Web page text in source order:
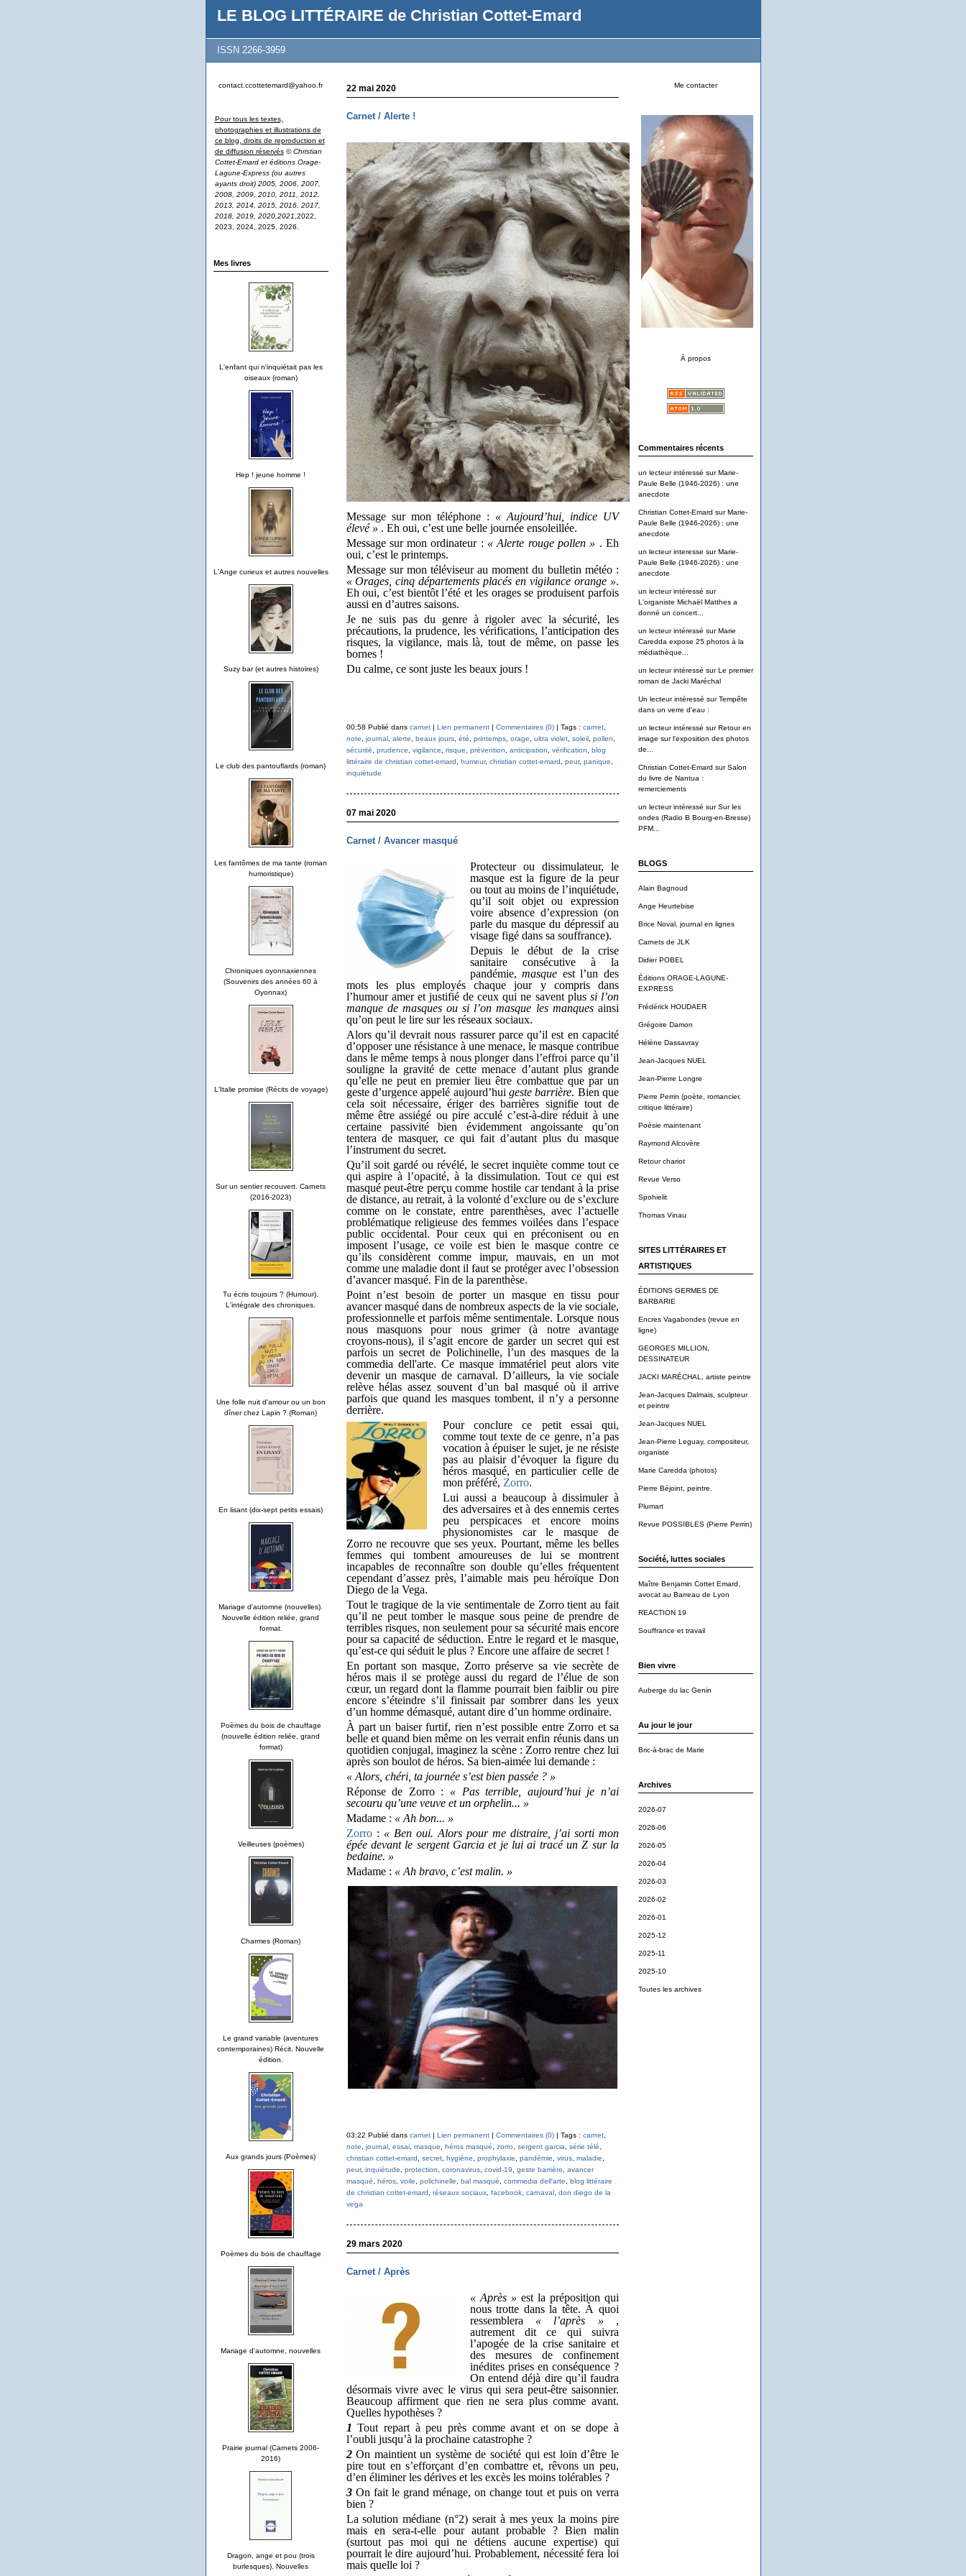
LE BLOG LITTÉRAIRE de Christian Cottet-Emard
ISSN 2266-3959
contact.ccottetemard@yahoo.fr
Pour tous les textes,
photographies et illustrations de
ce blog, droits de reproduction et
de diffusion réservés © Christian
Cottet-Emard et éditions Orage-
Lagune-Express (ou autres
ayants droit) 2005, 2006, 2007,
2008, 2009, 2010, 2011, 2012,
2013, 2014, 2015, 2016, 2017,
2018, 2019, 2020,2021 ,2022,
2023, 2024, 2025, 2026.
Mes livres
L'enfant qui n'inquiétait pas les
oiseaux (roman)
Hep ! jeune homme !
L'Ange curieux et autres nouvelles
Suzy bar (et autres histoires)
Le club des pantouflards (roman)
Les fantômes de ma tante (roman
humoristique)
Chroniques oyonnaxiennes
(Souvenirs des années 60 à
Oyonnax)
L'Italie promise (Récits de voyage)
Sur un sentier recouvert. Carnets
(2016-2023)
Tu écris toujours ? (Humour).
L'intégrale des chroniques.
Une folle nuit d'amour ou un bon
dîner chez Lapin ? (Roman)
En lisant (dix-sept petits essais)
Mariage d'automne (nouvelles).
Nouvelle édition reliée, grand
format.
Poèmes du bois de chauffage
(nouvelle édition reliée, grand
format)
Veilleuses (poèmes)
Charmes (Roman)
Le grand variable (aventures
contemporaines) Récit. Nouvelle
édition.
Aux grands jours (Poèmes)
Poèmes du bois de chauffage
Mariage d'automne, nouvelles
Prairie journal (Carnets 2006-
2016)
Dragon, ange et pou (trois
burlesques). Nouvelles
Me contacter
À propos
Commentaires récents
un lecteur intéressé surMarie-
Paule Belle (1946-2026) : une
anecdote
Christian Cottet-Emard surMarie-
Paule Belle (1946-2026) : une
anecdote
un lecteur interesse surMarie-
Paule Belle (1946-2026) : une
anecdote
un lecteur intéressé sur
L'organiste Michaël Matthes a
donné un concert...
un lecteur intéressé surMarie
Caredda expose 25 photos à la
médiathèque...
un lecteur intéressé surLe premier
roman de Jacki Maréchal
Un lecteur intéressé surTempête
dans un verre d'eau :
un lecteur intéressé surRetour en
image sur l'exposition des photos
de...
Christian Cottet-Emard surSalon
du livre de Nantua :
remerciements
un lecteur intéressé surSur les
ondes (Radio B Bourg-en-Bresse)
PFM...
BLOGS
Alain Bagnoud
Ange Heurtebise
Brice Noval, journal en lignes
Carnets de JLK
Didier POBEL
Éditions ORAGE-LAGUNE-
EXPRESS
Frédérick HOUDAER
Grégoire Damon
Hélène Dassavray
Jean-Jacques NUEL
Jean-Pierre Longre
Pierre Perrin (poète, romancier,
critique littéraire)
Poésie maintenant
Raymond Alcovère
Retour chariot
Revue Verso
Spohielit
Thomas Vinau
SITES LITTÉRAIRES ET
ARTISTIQUES
ÉDITIONS GERMES DE
BARBARIE
Encres Vagabondes (revue en
ligne)
GEORGES MILLION,
DESSINATEUR
JACKI MARÉCHAL, artiste peintre
Jean-Jacques Dalmais, sculpteur
et peintre
Jean-Jacques NUEL
Jean-Pierre Leguay, compositeur,
organiste
Marie Caredda (photos)
Pierre Béjoint, peintre.
Plumart
Revue POSSIBLES (Pierre Perrin)
Société, luttes sociales
Maître Benjamin Cottet Emard,
avocat au Barreau de Lyon
REACTION 19
Souffrance et travail
Bien vivre
Auberge du lac Genin
Au jour le jour
Bric-à-brac de Marie
Archives
2026-07
2026-06
2026-05
2026-04
2026-03
2026-02
2026-01
2025-12
2025-11
2025-10
Toutes les archives
22 mai 2020
Carnet / Alerte !
Message sur mon téléphone : « Aujourd’hui, indice UV
élevé » . Eh oui, c’est une belle journée ensoleillée.
Message sur mon ordinateur : « Alerte rouge pollen » . Eh
oui, c’est le printemps.
Message sur mon téléviseur au moment du bulletin météo :
« Orages, cinq départements placés en vigilance orange ».
Eh oui, c’est bientôt l’été et les orages se produisent parfois
aussi en d’autres saisons.
Je ne suis pas du genre à rigoler avec la sécurité, les
précautions, la prudence, les vérifications, l’anticipation des
risques, la vigilance, mais là, tout de même, on passe les
bornes !
Du calme, ce sont juste les beaux jours !
00:58 Publié dans carnet| Lien permanent| Commentaires (0)| Tags : carnet,
note
journal, alerte beaux jours, été printemps, orage ultra violet, soleil, pollen
sécurité
prudence vigilance risque prévention anticipation vérification
blog
littéraire de christian cottet-emard
humeur, christian cottet-emard peur, panique
inquiétude
07 mai 2020
Carnet / Avancer masqué
Protecteur ou dissimulateur, le
masque est la figure de la peur
ou tout au moins de l’inquiétude,
qu’il soit objet ou expression
voire absence d’expression (on
parle du masque du dépressif au
visage figé dans sa souffrance).
Depuis le début de la crise
sanitaire consécutive à la
pandémie,masque est l’un des
mots les plus employés chaque jour y compris dans
l’humour amer et justifié de ceux qui ne savent plus si l’on
manque de masques ou si l’on masque les manques ainsi
qu’on peut le lire sur les réseaux sociaux.
Alors qu’il devrait nous rassurer parce qu’il est en capacité
d’opposer une résistance à une menace, le masque contribue
dans le même temps à nous plonger dans l’effroi parce qu’il
souligne la gravité de cette menace d’autant plus grande
qu’elle ne peut en premier lieu être combattue que par un
geste d’urgence appelé aujourd’hui geste barrière. Bien que
cela soit nécessaire, ériger des barrières signifie tout de
même être assiégé ou pire acculé c’est-à-dire réduit à une
certaine passivité bien évidemment angoissante qu’on
tentera de masquer, ce qui fait d’autant plus du masque
l’instrument du secret.
Qu’il soit gardé ou révélé, le secret inquiète comme tout ce
qui aspire à l’opacité, à la dissimulation. Tout ce qui est
masqué peut-être perçu comme hostile car tendant à la prise
de distance, au retrait, à la volonté d’exclure ou de s’exclure
comme on le constate, entre parenthèses, avec l’actuelle
problématique religieuse des femmes voilées dans l’espace
public occidental. Pour ceux qui en préconisent ou en
imposent l’usage, ce voile est bien le masque contre ce
qu’ils considèrent comme impur, mauvais, en un mot
comme une maladie dont il faut se protéger avec l’obsession
d’avancer masqué. Fin de la parenthèse.
Point n’est besoin de porter un masque en tissu pour
avancer masqué dans de nombreux aspects de la vie sociale,
professionnelle et parfois même sentimentale. Lorsque nous
nous masquons pour nous grimer (à notre avantage
croyons-nous), il s’agit encore de garder un secret qui est
parfois un secret de Polichinelle, l’un des masques de la
commedia dell'arte. Ce masque immatériel peut alors vite
devenir un masque de carnaval. D’ailleurs, la vie sociale
relève hélas assez souvent d’un bal masqué où il arrive
parfois que quand les masques tombent, il n’y a personne
derrière.
Pour conclure ce petit essai qui,
comme tout texte de ce genre, n’a pas
vocation à épuiser le sujet, je ne résiste
pas au plaisir d’évoquer la figure du
héros masqué, en particulier celle de
mon préféré, Zorro.
Lui aussi a beaucoup à dissimuler à
des adversaires et à des ennemis certes
peu perspicaces et encore moins
physionomistes car le masque de
Zorro ne recouvre que ses yeux. Pourtant, même les belles
femmes qui tombent amoureuses de lui se montrent
incapables de reconnaître son double qu’elles fréquentent
cependant d’assez près, l’aimable mais peu héroïque Don
Diego de la Vega.
Tout le tragique de la vie sentimentale de Zorro tient au fait
qu’il ne peut tomber le masque sous peine de prendre de
terribles risques, non seulement pour sa sécurité mais encore
pour sa capacité de séduction. Entre le regard et le masque,
qu’est-ce qui séduit le plus ? Encore une affaire de secret !
En portant son masque, Zorro préserve sa vie secrète de
héros mais il se protège aussi du regard de l’élue de son
cœur, un regard dont la flamme pourrait bien faiblir ou pire
encore s’éteindre s’il finissait par sombrer dans les yeux
d’un homme démasqué, autant dire d’un homme ordinaire.
À part un baiser furtif, rien n’est possible entre Zorro et sa
belle et quand bien même on les verrait enfin réunis dans un
quotidien conjugal, imaginez la scène : Zorro rentre chez lui
après son boulot de héros. Sa bien-aimée lui demande :
« Alors, chéri, ta journée s’est bien passée ? »
Réponse de Zorro : « Pas terrible, aujourd’hui je n’ai
secouru qu’une veuve et un orphelin... »
Madame : « Ah bon... »
Zorro : « Ben oui. Alors pour me distraire, j’ai sorti mon
épée devant le sergent Garcia et je lui ai tracé un Z sur la
bedaine. »
Madame : « Ah bravo, c’est malin. »
03:22 Publié dans carnet| Lien permanent| Commentaires (0)| Tags : carnet,
note, journal, essai, masque, héros masqué, zorro, sergent garcia, série télé,
christian cottet-emard, secret, hygiène, prophylaxie, pandémie, virus, maladie,
peur, inquiétude, protection, coronavirus, covid-19, geste barrière, avancer
masqué, héros, voile, polichinelle, bal masqué, commedia dell'arte, blog littéraire
de christian cottet-emard, réseaux sociaux, facebook, carnaval, don diego de la
vega
29 mars 2020
Carnet / Après
« Après » est la préposition qui
nous trotte dans la tête. À quoi
ressemblera « l’après » ,
autrement dit ce qui suivra
l’apogée de la crise sanitaire et
des mesures de confinement
inédites prises en conséquence ?
On entend déjà dire qu’il faudra
désormais vivre avec le virus qui sera peut-être saisonnier.
Beaucoup affirment que rien ne sera plus comme avant.
Quelles hypothèses ?
1 Tout repart à peu près comme avant et on se dope à
l’oubli jusqu’à la prochaine catastrophe ?
2On maintient un système de société qui est loin d’être le
pire tout en s’efforçant d’en combattre et, rêvons un peu,
d’en éliminer les dérives et les excès les moins tolérables ?
3On fait le grand ménage, on change tout et puis on verra
bien ?
La solution médiane (n°2) serait à mes yeux la moins pire
mais en sera-t-elle pour autant probable ? Bien malin
(surtout pas moi qui ne détiens aucune expertise) qui
pourrait le dire aujourd’hui. Probablement, nécessité fera loi
mais quelle loi ?